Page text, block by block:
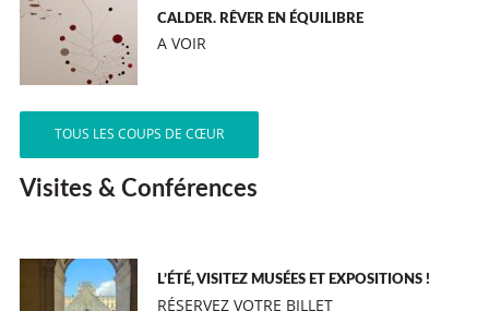
CALDER. RÊVER EN ÉQUILIBRE
A VOIR
TOUS LES COUPS DE CŒUR
Visites & Conférences
L’ÉTÉ, VISITEZ MUSÉES ET EXPOSITIONS !
RÉSERVEZ VOTRE BILLET